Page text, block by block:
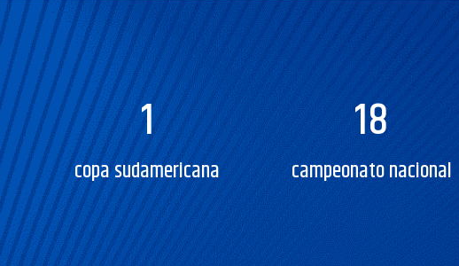
1
copa sudamericana
18
campeonato nacional